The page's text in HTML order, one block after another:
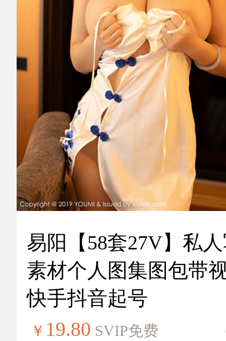
易阳【58套27V】私
素材个人图集图包带
快手抖音起号
￥ 19.80 SVIP免费